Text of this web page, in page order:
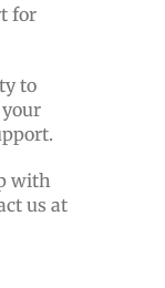
for
to
with
us at